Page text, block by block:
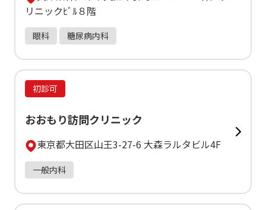
リニックﾋﾞﾙ８階
眼科 糖尿病内科
初診可
おおもり訪問クリニック
東京都大田区山王3-27-6 大森ラルタビル4F
一般内科